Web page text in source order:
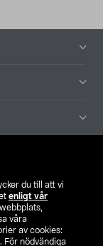
du till att vi
enligt vår
våra
av cookies:
För nödvändiga